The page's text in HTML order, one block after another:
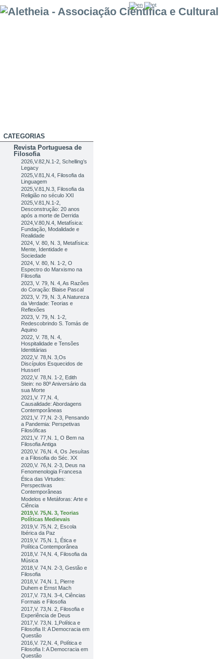
CATEGORIAS
Revista Portuguesa de
Filosofia
2026,V.82,N.1-2, Schelling’s
Legacy
2025,V.81,N.4, Filosofia da
Linguagem
2025,V.81,N.3, Filosofia da
Religião no século XXI
2025,V.81,N.1-2,
Desconstrução: 20 anos
após a morte de Derrida
2024,V.80,N.4, Metafísica:
Fundação, Modalidade e
Realidade
2024, V. 80, N. 3, Metafísica:
Mente, Identidade e
Sociedade
2024, V. 80, N. 1-2, O
Espectro do Marxismo na
Filosofia
2023, V. 79, N. 4, As Razões
do Coração: Blaise Pascal
2023, V. 79, N. 3, A Natureza
da Verdade: Teorias e
Reflexões
2023, V. 79, N. 1-2,
Redescobrindo S. Tomás de
Aquino
2022, V. 78, N. 4,
Hospitalidade e Tensões
Identitárias
2022,V. 78,N. 3,Os
Discípulos Esquecidos de
Husserl
2022,V. 78,N. 1-2, Edith
Stein: no 80º Aniversário da
sua Morte
2021,V. 77,N. 4,
Causalidade: Abordagens
Contemporâneas
2021,V. 77,N. 2-3, Pensando
a Pandemia: Perspetivas
Filosóficas
2021,V. 77,N. 1, O Bem na
Filosofia Antiga
2020,V. 76,N. 4, Os Jesuítas
e a Filosofia do Séc. XX
2020,V. 76,N. 2-3, Deus na
Fenomenologia Francesa
Ética das Virtudes:
Perspectivas
Contemporâneas
Modelos e Metáforas: Arte e
Ciência
2019,V. 75,N. 3, Teorias
Políticas Medievais
2019,V. 75,N. 2, Escola
Ibérica da Paz
2019,V. 75,N. 1, Ética e
Política Contemporânea
2018,V. 74,N. 4, Filosofia da
Música
2018,V. 74,N. 2-3, Gestão e
Filosofia
2018,V. 74,N. 1, Pierre
Duhem e Ernst Mach
2017,V. 73,N. 3-4, Ciências
Formais e Filosofia
2017,V. 73,N. 2, Filosofia e
Experiência de Deus
2017,V. 73,N. 1,Política e
Filosofia II: A Democracia em
Questão
2016,V. 72,N. 4, Política e
Filosofia I: A Democracia em
Questão